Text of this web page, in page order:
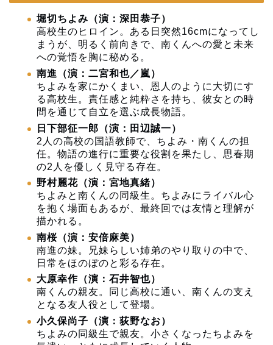
堀切ちよみ（演：深田恭子）
高校生のヒロイン。ある日突然16cmになってし
まうが、明るく前向きで、南くんへの愛と未来
への覚悟を胸に秘める。
南進（演：二宮和也／嵐）
ちよみを家にかくまい、恩人のように大切にす
る高校生。責任感と純粋さを持ち、彼女との時
間を通じて自立を選ぶ成長物語。
日下部征一郎（演：田辺誠一）
2人の高校の国語教師で、ちよみ・南くんの担
任。物語の進行に重要な役割を果たし、思春期
の2人を優しく見守る存在。
野村麗花（演：宮地真緒）
ちよみと南くんの同級生。ちよみにライバル心
を抱く場面もあるが、最終回では友情と理解が
描かれる。
南桜（演：安倍麻美）
南進の妹。兄妹らしい姉弟のやり取りの中で、
日常をほのぼのと彩る存在。
大原幸作（演：石井智也）
南くんの親友。同じ高校に通い、南くんの支え
となる友人役として登場。
小久保尚子（演：荻野なお）
ちよみの同級生で親友。小さくなったちよみを